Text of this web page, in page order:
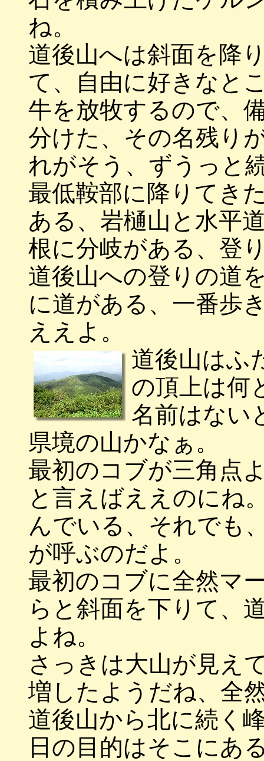
ね。
道後山へは斜面を降
て、自由に好きなと
牛を放牧するので、
分けた、その名残り
れがそう、ずうっと
最低鞍部に降りてき
ある、岩樋山と水平
根に分岐がある、登
道後山への登りの道
に道がある、一番歩
ええよ。
道後山はふ
の頂上は何
名前はない
県境の山かなぁ。
最初のコブが三角点
と言えばええのにね
んでいる、それでも
が呼ぶのだよ。
最初のコブに全然マ
らと斜面を下りて、
よね。
さっきは大山が見え
増したようだね、全
道後山から北に続く
日の目的はそこにあ